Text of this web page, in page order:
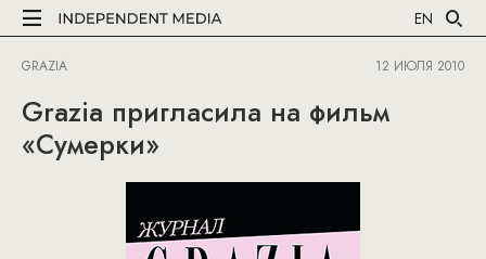
EN
GRAZIA 12 ИЮЛЯ 2010
Grazia пригласила на фильм
«Сумерки»